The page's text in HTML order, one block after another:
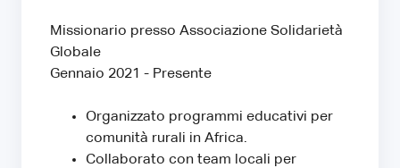
Missionario presso Associazione Solidarietà
Globale
Gennaio 2021 - Presente
Organizzato programmi educativi per
comunità rurali in Africa.
Collaborato con team locali per